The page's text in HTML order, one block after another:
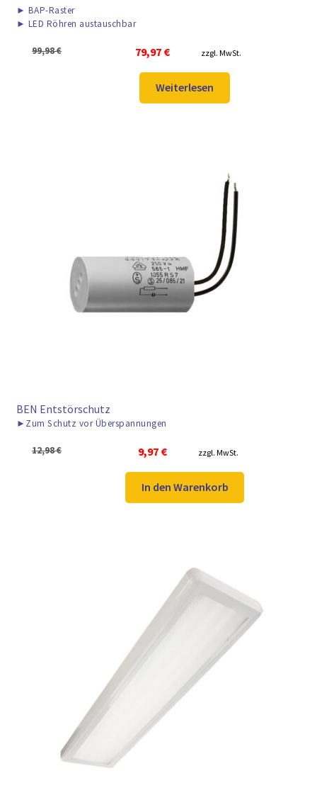
► BAP-Raster
► LED Röhren austauschbar
99,98€
Ursprünglicher
99,98 €
79,97 €
Aktueller
ist:
79,97 €.
zzgl. MwSt.
Weiterlesen
BEN Entstörschutz
► Zum Schutz vor Überspannungen
12,98€
Ursprünglicher
war:
12,98 €
9,97 €
Aktueller
ist:
9,97 €.
zzgl. MwSt.
In den Warenkorb